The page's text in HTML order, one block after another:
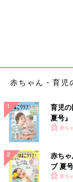
saku.kurashi_さん
便利な「保温冷ラ
ドつきで、しっか
レトロなデザ
ト！
赤ちゃん・育児
育児
夏号
いっ赤ち
赤ち
ブ 夏
く！赤ち